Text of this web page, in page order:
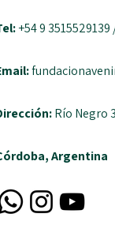
+54 9
Río Negro
Argentina